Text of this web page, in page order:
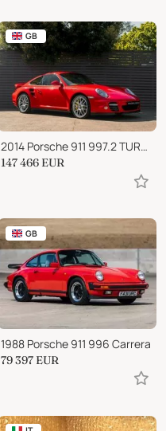
GB
2014 Porsche 911 997.2 TURBO S
147 466 EUR
GB
1988 Porsche 911 996 Carrera
79 397 EUR